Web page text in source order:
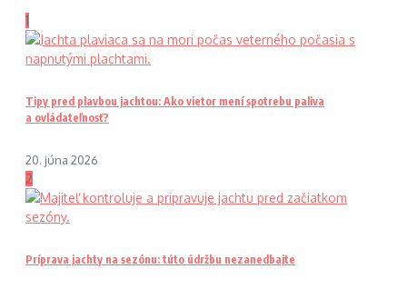
1
Tipy pred plavbou jachtou: Ako vietor mení spotrebu paliva
a ovládateľnosť?
20. júna 2026
2
Príprava jachty na sezónu: túto údržbu nezanedbajte